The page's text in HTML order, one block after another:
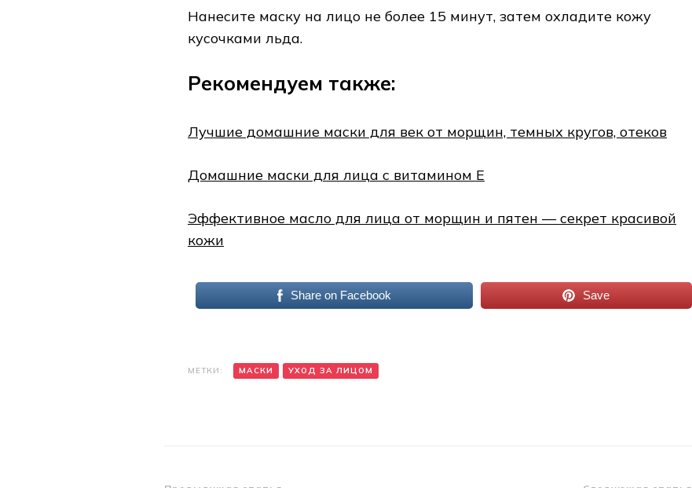
Нанесите маску на лицо не более 15 минут, затем охладите кожу
кусочками льда.
Рекомендуем также:
Лучшие домашние маски для век от морщин, темных кругов, отеков
Домашние маски для лица с витамином Е
Эффективное масло для лица от морщин и пятен — секрет красивой
кожи
Share on Facebook Save
МЕТКИ: МАСКИ УХОД ЗА ЛИЦОМ